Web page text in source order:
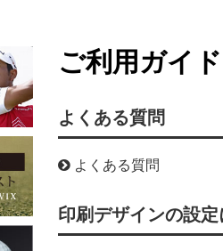
ご利用ガイド
よくある質問
よくある質問
印刷デザインの設